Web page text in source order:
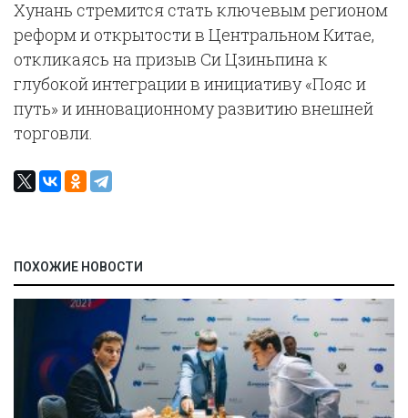
Хунань стремится стать ключевым регионом
реформ и открытости в Центральном Китае,
откликаясь на призыв Си Цзиньпина к
глубокой интеграции в инициативу «Пояс и
путь» и инновационному развитию внешней
торговли.
ПОХОЖИЕ НОВОСТИ